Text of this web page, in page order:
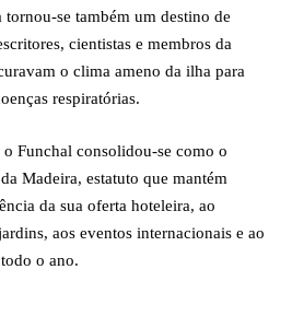
se também um destino de
cientistas e membros da
o clima ameno da ilha para
respiratórias.
Funchal consolidou-se como o
Madeira, estatuto que mantém
da sua oferta hoteleira, ao
aos eventos internacionais e ao
o ano.